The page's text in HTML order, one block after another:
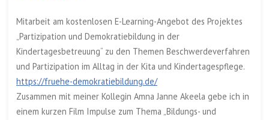
Mitarbeit am kostenlosen E-Learning-Angebot des Projektes
„Partizipation und Demokratiebildung in der
Kindertagesbetreuung“ zu den Themen Beschwerdeverfahren
und Partizipation im Alltag in der Kita und Kindertagespflege.
https://fruehe-demokratiebildung.de/
Zusammen mit meiner Kollegin Amna Janne Akeela gebe ich in
einem kurzen Film Impulse zum Thema „Bildungs- und